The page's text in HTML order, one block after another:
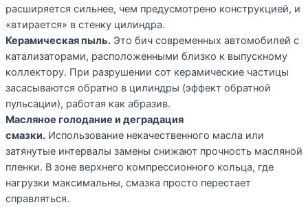
расширяется сильнее, чем предусмотрено конструкцией, и
«втирается» в стенку цилиндра.
Керамическая пыль.Это бич современных автомобилей с
катализаторами, расположенными близко к выпускному
коллектору. При разрушении сот керамические частицы
засасываются обратно в цилиндры (эффект обратной
пульсации), работая как абразив.
Масляное голодание и деградация
смазки.Использование некачественного масла или
затянутые интервалы замены снижают прочность масляной
пленки. В зоне верхнего компрессионного кольца, где
нагрузки максимальны, смазка просто перестает
справляться.